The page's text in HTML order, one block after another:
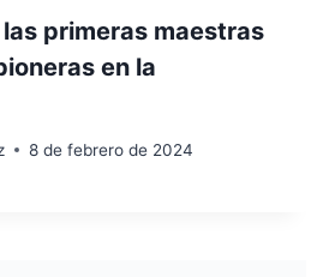
primeras maestras
en la
8 de febrero de 2024